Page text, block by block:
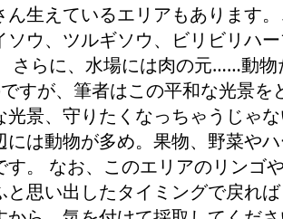
生えているエリアもあります
ウ、ツルギソウ、ビリビリハ
さらに、水場には肉の元……動
すが、筆者はこの平和な光景を
景、守りたくなっちゃうじゃ
は動物が多め。果物、野菜や
。 なお、このエリアのリンゴ
思い出したタイミングで戻れ